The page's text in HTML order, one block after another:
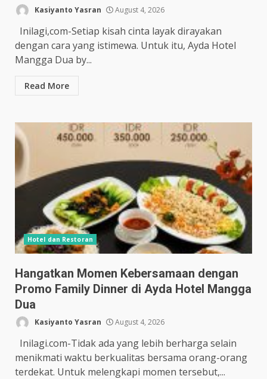
Kasiyanto Yasran August 4, 2026
Inilagi,com-Setiap kisah cinta layak dirayakan
dengan cara yang istimewa. Untuk itu, Ayda Hotel
Mangga Dua by...
Read More
Hotel dan Restoran
Hangatkan Momen Kebersamaan dengan
Promo Family Dinner di Ayda Hotel Mangga
Dua
Kasiyanto Yasran August 4, 2026
Inilagi.com-Tidak ada yang lebih berharga selain
menikmati waktu berkualitas bersama orang-orang
terdekat. Untuk melengkapi momen tersebut,...